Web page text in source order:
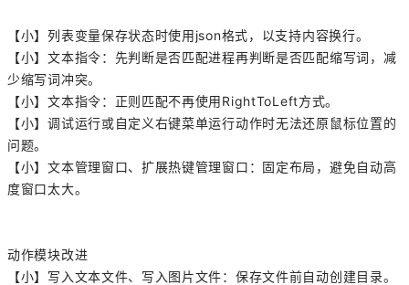
【小】列表变量保存状态时使用json格式，以支持内容换行。
【小】文本指令：先判断是否匹配进程再判断是否匹配缩写词，减
少缩写词冲突。
【小】文本指令：正则匹配不再使用RightToLeft方式。
【小】调试运行或自定义右键菜单运行动作时无法还原鼠标位置的
问题。
【小】文本管理窗口、扩展热键管理窗口：固定布局，避免自动高
度窗口太大。
动作模块改进
【小】写入文本文件、写入图片文件：保存文件前自动创建目录。